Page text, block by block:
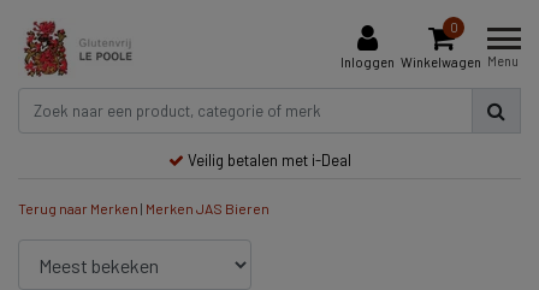
Inloggen
0
Winkelwagen Menu
Veilig betalen met i-Deal
Terug naar Merken | Merken JAS Bieren